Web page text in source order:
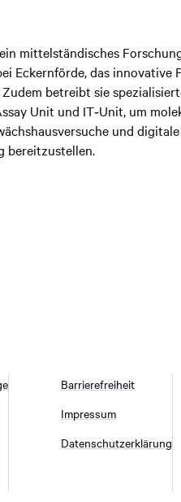
mittelständisches
Eckernförde, das innovative
betreibt sie
Unit und IT‑Unit, um
und
bereitzustellen.
Barrierefreiheit
Impressum
Datenschutzerklärung